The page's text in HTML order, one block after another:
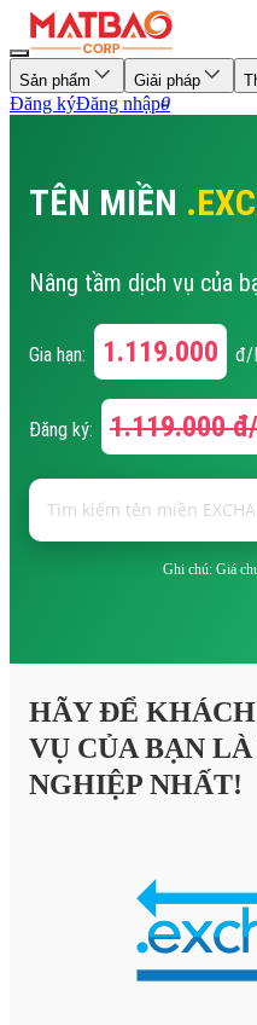
Sản phẩm Giải pháp
Đăng kýĐăng nhập0
TÊN MIỀN
Nâng tầm dịch vụ của
Gia hạn: 1.119.000 đ/
Đăng ký: 1.119.000
Ghi chú: Giá
HÃY ĐỂ
VỤ CỦA BẠN
NGHIỆP NHẤT!